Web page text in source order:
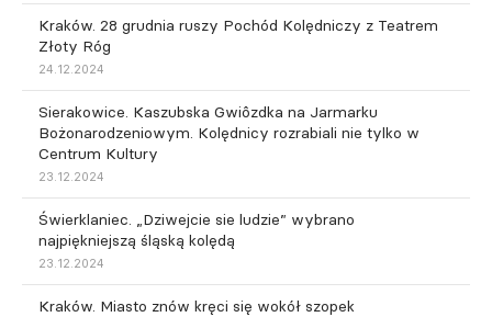
Kraków. 28 grudnia ruszy Pochód Kolędniczy z Teatrem
Złoty Róg
24.12.2024
Sierakowice. Kaszubska Gwiôzdka na Jarmarku
Bożonarodzeniowym. Kolędnicy rozrabiali nie tylko w
Centrum Kultury
23.12.2024
Świerklaniec. „Dziwejcie sie ludzie” wybrano
najpiękniejszą śląską kolędą
23.12.2024
Kraków. Miasto znów kręci się wokół szopek